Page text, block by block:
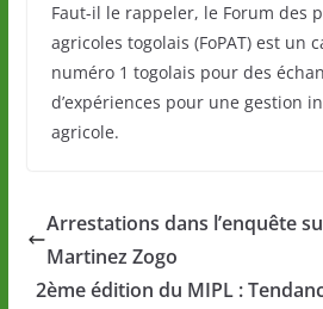
Faut-il le rappeler, le Forum des
agricoles togolais (FoPAT) est un
numéro 1 togolais pour des
d’expériences pour une gestion
agricole.
Arrestations dans l’enquête
Martinez Zogo
2ème édition du MIPL :